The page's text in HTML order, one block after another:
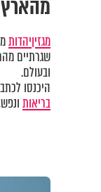
מגזיןיהדות
שגרתיים
ובעולם.
היכנסו
בריאות